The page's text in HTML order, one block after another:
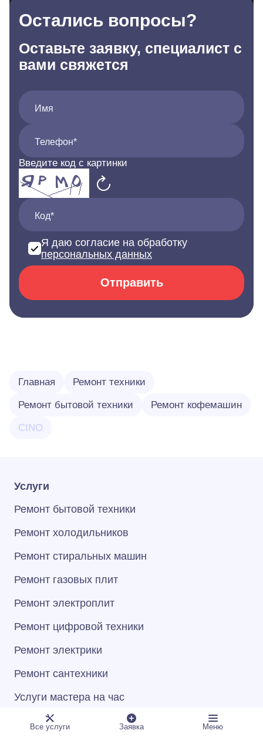
Остались вопросы?
Оставьте заявку, специалист с
вами свяжется
Имя
Телефон*
Введите код с картинки
Код*
Я даю согласие на обработку
персональных данных
Отправить
Главная Ремонт техники
Ремонт бытовой техники Ремонт кофемашин
CINO
Услуги
Ремонт бытовой техники
Ремонт холодильников
Ремонт стиральных машин
Ремонт газовых плит
Ремонт электроплит
Ремонт цифровой техники
Ремонт электрики
Ремонт сантехники
Услуги мастера на час
Все услуги Заявка Меню